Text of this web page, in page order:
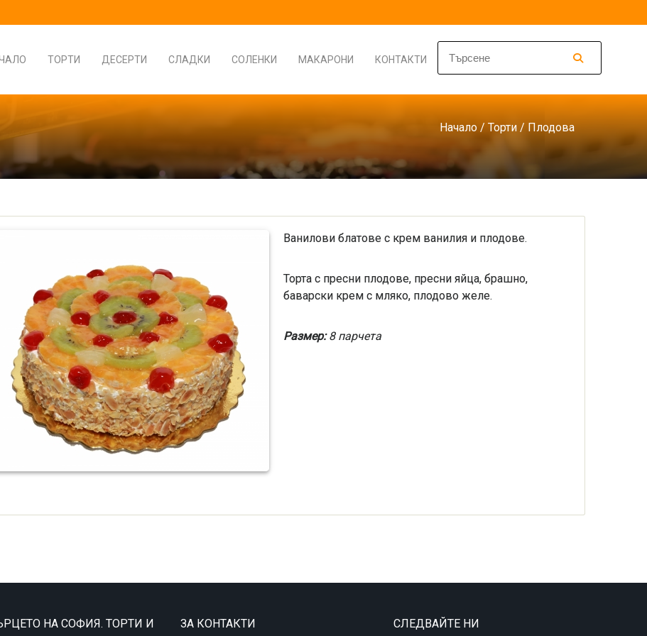
ТОРТИ ДЕСЕРТИ СЛАДКИ СОЛЕНКИ МАКАРОНИ КОНТАКТИ
Начало /Торти / Плодова
Ванилови блатове с крем ванилия и плодове.
Торта с пресни плодове, пресни яйца, брашно,
баварски крем с мляко, плодово желе.
Размер:8 парчета
НА СОФИЯ. ТОРТИ И
ЗА КОНТАКТИ СЛЕДВАЙТЕ НИ